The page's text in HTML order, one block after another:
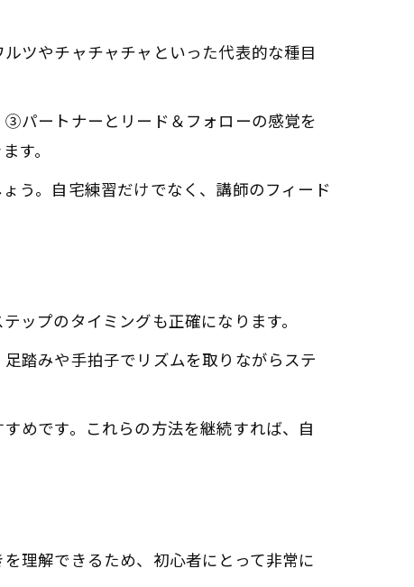
ツやチャチャチャといった代表的な種目
パートナーとリード＆フォローの感覚を
す。
う。自宅練習だけでなく、講師のフィード
ップのタイミングも正確になります。
踏みや手拍子でリズムを取りながらステ
めです。これらの方法を継続すれば、自
理解できるため、初心者にとって非常に